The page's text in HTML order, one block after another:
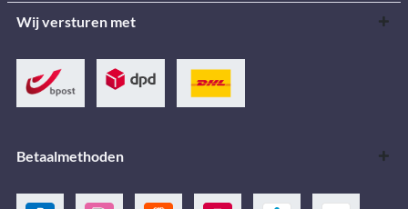
Wij versturen met
Betaalmethoden